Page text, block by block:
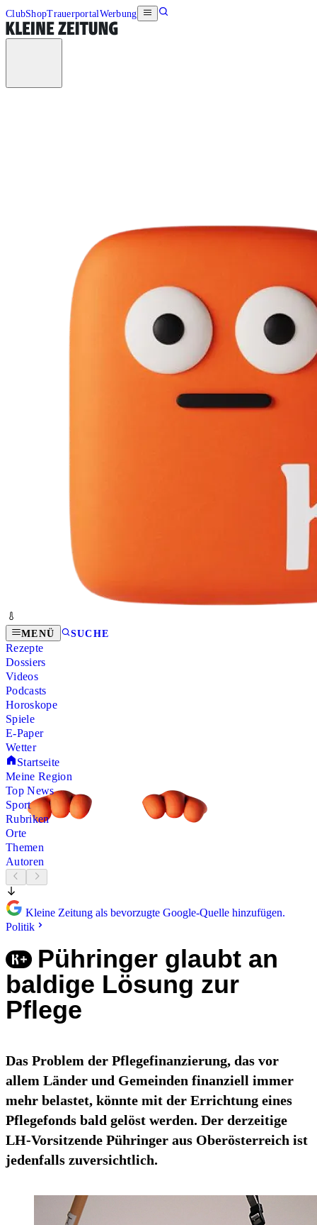
ClubShopTrauerportalWerbung
MENÜ SUCHE
Rezepte
Dossiers
Videos
Podcasts
Horoskope
Spiele
E-Paper
Wetter
Startseite
Meine Region
Top News
Sport
Rubriken
Orte
Themen
Autoren
Kleine Zeitung als bevorzugte Google-Quelle hinzufügen.
Politik
Pühringer glaubt an
baldige Lösung zur
Pflege
Das Problem der Pflegefinanzierung, das vor
allem Länder und Gemeinden finanziell immer
mehr belastet, könnte mit der Errichtung eines
Pflegefonds bald gelöst werden. Der derzeitige
LH-Vorsitzende Pühringer aus Oberösterreich ist
jedenfalls zuversichtlich.